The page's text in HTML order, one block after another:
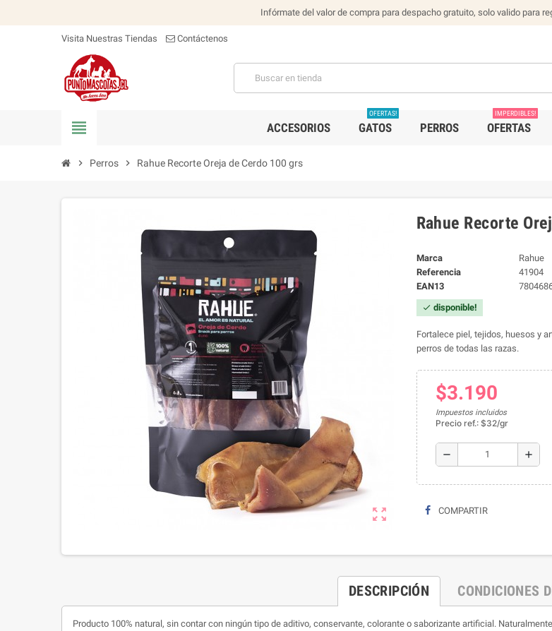
Infórmate del valor de compra para despacho gratuito, solo valido para
Visita Nuestras Tiendas Contáctenos
view_headline ACCESORIOS GATOS
OFERTAS!
PERROS OFERTAS
IMPERDIBLES!
chevron_right Perros chevron_right Rahue Recorte Oreja de Cerdo 100 grs
zoom_out_map
Rahue Recorte
Marca
Rahue
Referencia
41904
EAN13
check disponible!
Fortalece piel, tejidos, huesos y
perros de todas las razas.
$3.190
Impuestos incluidos
Precio ref.: $32/gr
remove add
COMPARTIR
DESCRIPCIÓN CONDICIONES
Producto 100% natural, sin contar con ningún tipo de aditivo, conservante, colorante o saborizante artificial.